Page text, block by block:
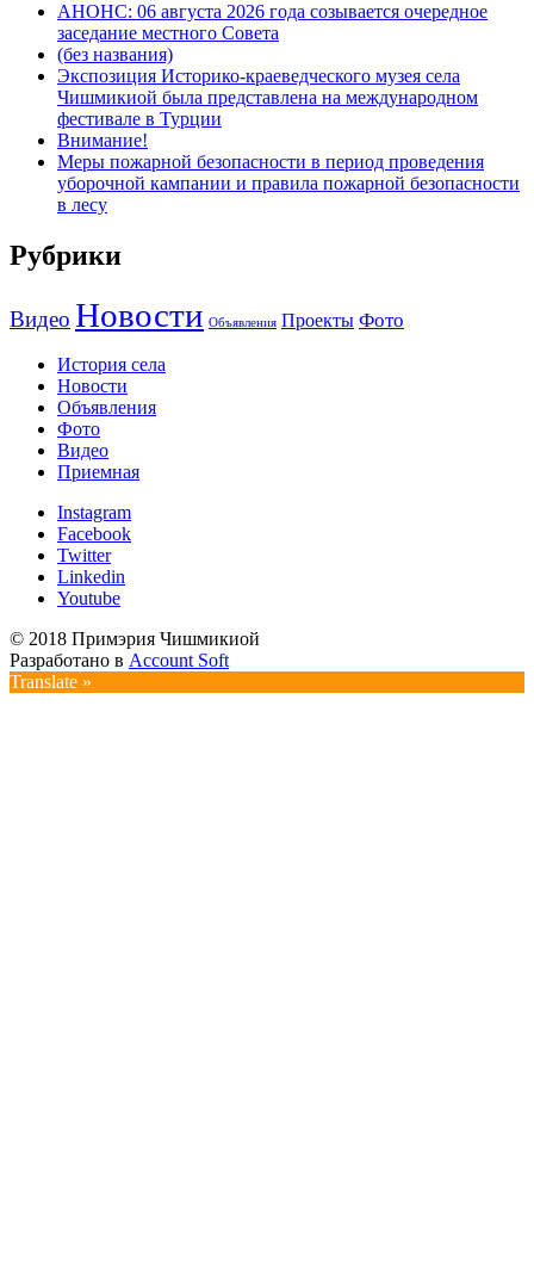
АНОНС: 06 августа 2026 года созывается очередное
заседание местного Совета
(без названия)
Экспозиция Историко-краеведческого музея села
Чишмикиой была представлена на международном
фестивале в Турции
Внимание!
Меры пожарной безопасности в период проведения
уборочной кампании и правила пожарной безопасности
в лесу
Рубрики
Видео Новости Объявления Проекты Фото
История села
Новости
Объявления
Фото
Видео
Приемная
Instagram
Facebook
Twitter
Linkedin
Youtube
© 2018 Примэрия Чишмикиой
Разработано в Account Soft
Translate »